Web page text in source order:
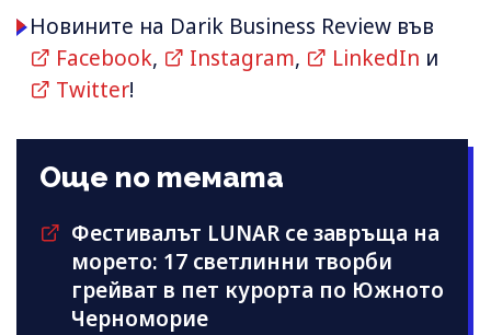
Новините на Darik Business Review във
Facebook, Instagram, LinkedIn и
Twitter!
Още по темата
Фестивалът LUNAR се завръща на
морето: 17 светлинни творби
грейват в пет курорта по Южното
Черноморие